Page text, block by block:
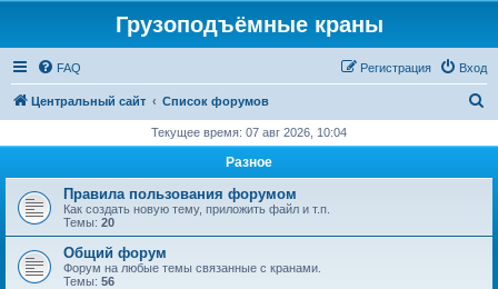
Грузоподъёмные краны
FAQ Вход
Регистрация
Центральный сайт Список форумов
с
Текущее время: 07 авг 2026, 10:04
Разное
Правила пользования форумом
Как создать новую тему, приложить файл и т.п.
Темы: 20
Общий форум
Форум на любые темы связанные с кранами.
Темы: 56